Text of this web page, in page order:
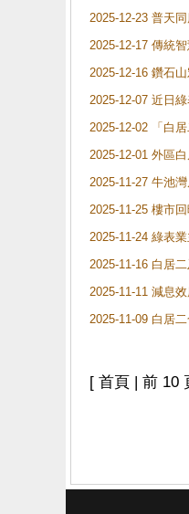
2025-12-23 普天
2025-12-17 傳統
2025-12-16 鑽石
2025-12-07 近日
2025-12-02 「白
2025-12-01 外區
2025-11-27 牛池
2025-11-25 樓市
2025-11-24 綠表
2025-11-16 白居
2025-11-11 減息
2025-11-09 白居
[ 首頁 | 前 10